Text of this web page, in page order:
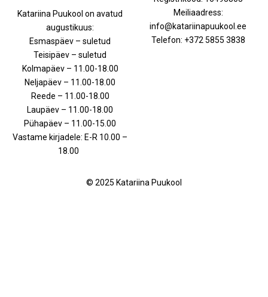
Katariina Puukool on avatud
augustikuus:
Esmaspäev – suletud
Teisipäev – suletud
Kolmapäev – 11.00-18.00
Neljapäev – 11.00-18.00
Reede – 11.00-18.00
Laupäev – 11.00-18.00
Pühapäev – 11.00-15.00
Vastame kirjadele: E-R 10.00 –
18.00
Meiliaadress:
info@katariinapuukool.ee
Telefon: +372 5855 3838
© 2025 Katariina Puukool